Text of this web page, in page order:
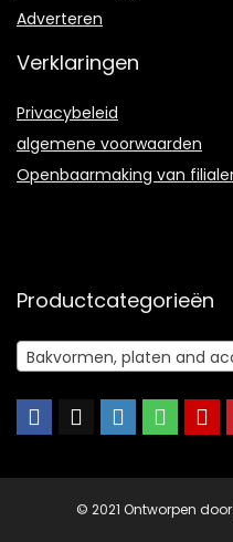
Adverteren
Verklaringen
Privacybeleid
algemene voorwaarden
Openbaarmaking van
Productcategorieën
Bakvormen, platen and
© 2021 Ontworpen door